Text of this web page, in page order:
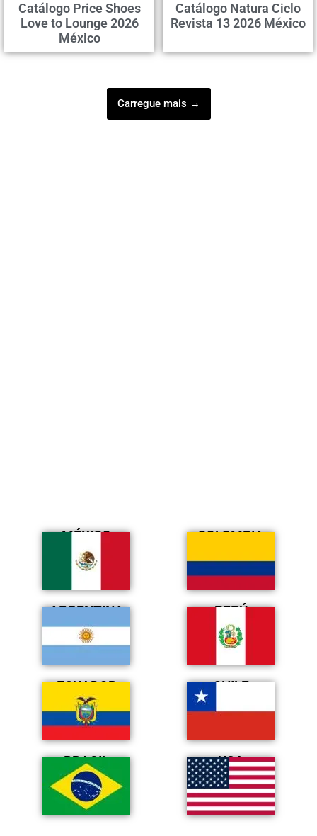
Catálogo Price Shoes
Love to Lounge 2026
México
Catálogo Natura Ciclo
Revista 13 2026 México
Carregue mais →
MÉXICO COLOMBIA
ARGENTINA PERÚ
ECUADOR CHILE
BRASIL USA